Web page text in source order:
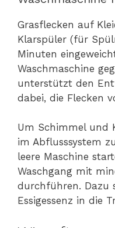
Grasflecken auf
Klarspüler (für
Minuten
Waschmaschine
unterstützt den
dabei, die Flecken
Um Schimmel und
im Abflusssystem
leere Maschine
Waschgang mit
durchführen. Dazu
Essigessenz in die